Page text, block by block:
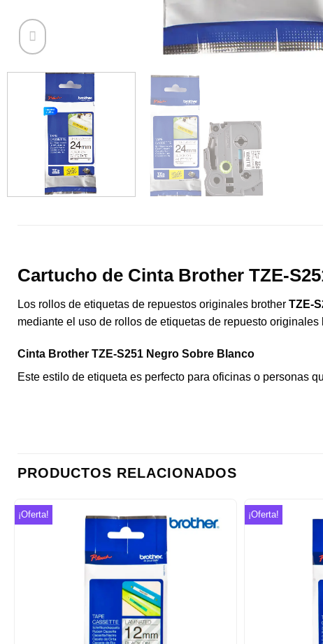
Cartucho de Cinta Brother TZE-
Los rollos de etiquetas de repuestos originales brother TZE-
mediante el uso de rollos de etiquetas de repuesto originales
Cinta Brother TZE-S251 Negro Sobre Blanco
Este estilo de etiqueta es perfecto para oficinas o personas
PRODUCTOS RELACIONADOS
¡Oferta! ¡Oferta!